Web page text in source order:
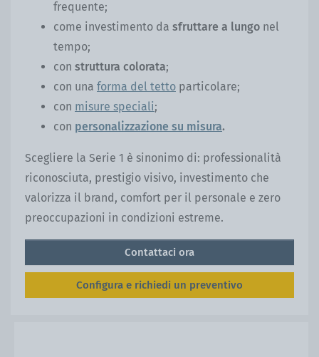
frequente;
come investimento da sfruttare a lungo nel
tempo;
con struttura colorata;
con una forma del tetto particolare;
con misure speciali;
con personalizzazione su misura.
Scegliere la Serie 1 è sinonimo di: professionalità
riconosciuta, prestigio visivo, investimento che
valorizza il brand, comfort per il personale e zero
preoccupazioni in condizioni estreme.
Contattaci ora
Configura e richiedi un preventivo